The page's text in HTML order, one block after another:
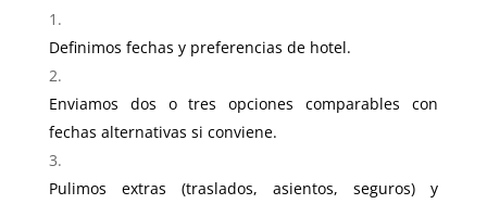
Definimos fechas y preferencias de hotel.
Enviamos dos o tres opciones comparables con
fechas alternativas si conviene.
Pulimos extras (traslados, asientos, seguros) y